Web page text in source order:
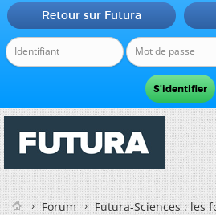
Retour sur Futura
Forum
Futura-Sciences : les